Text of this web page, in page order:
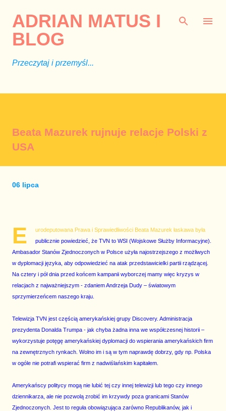
ADRIAN MATUS I
BLOG
Przeczytaj i przemyśl...
Beata Mazurek rujnuje relacje Polski z
USA
06 lipca
E
urodeputowana Prawa i Sprawiedliwości Beata Mazurek łaskawa była
publicznie powiedzieć, że TVN to WSI (Wojskowe Służby Informacyjne).
Ambasador Stanów Zjednoczonych w Polsce użyła najostrzejszego z możliwych
w dyplomacji języka, aby odpowiedzieć na atak przedstawicielki partii rządzącej.
Na cztery i pół dnia przed końcem kampanii wyborczej mamy więc kryzys w
relacjach z najważniejszym - zdaniem Andrzeja Dudy – światowym
sprzymierzeńcem naszego kraju.
Telewizja TVN jest częścią amerykańskiej grupy Discovery. Administracja
prezydenta Donalda Trumpa - jak chyba żadna inna we współczesnej historii –
wykorzystuje potęgę amerykańskiej dyplomacji do wspierania amerykańskich firm
na zewnętrznych rynkach. Wolno im i są w tym naprawdę dobrzy, gdy np. Polska
w ogóle nie potrafi wspierać firm z nadwiślańskim kapitałem.
Amerykańscy politycy mogą nie lubić tej czy innej telewizji lub tego czy innego
dziennikarza, ale nie pozwolą zrobić im krzywdy poza granicami Stanów
Zjednoczonych. Jest to reguła obowiązująca zarówno Republikanów, jak i